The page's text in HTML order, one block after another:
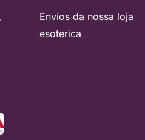
Envios da nossa loja
esoterica